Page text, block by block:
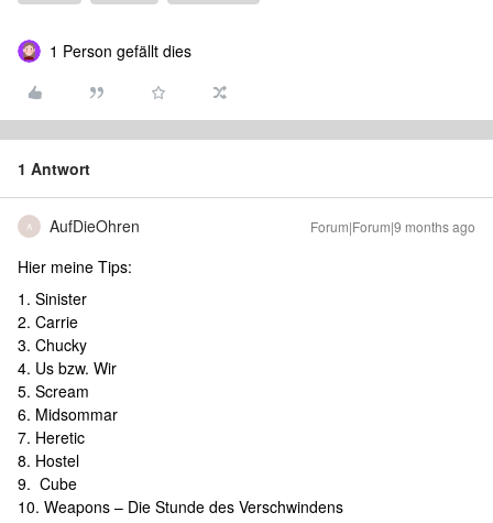
1 Person gefällt dies
1 Antwort
A AufDieOhren Forum|Forum|9 months ago
Hier meine Tips:
1. Sinister
2. Carrie
3. Chucky
4. Us bzw. Wir
5. Scream
6. Midsommar
7. Heretic
8. Hostel
9. Cube
10. Weapons – Die Stunde des Verschwindens